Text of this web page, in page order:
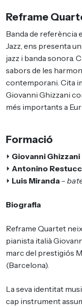
Reframe
Banda de referència
Jazz, ens presenta
jazz i banda sonora.
sabors de les
contemporani. Cita
Giovanni Ghizzani
més importants a
Formació
⏵ Giovanni Ghizzani
⏵ Antonino
⏵ Luis Miranda –
Biografia
Reframe Quartet
pianista italià
marc del prestigiós
(Barcelona).
La seva identitat
cap instrument